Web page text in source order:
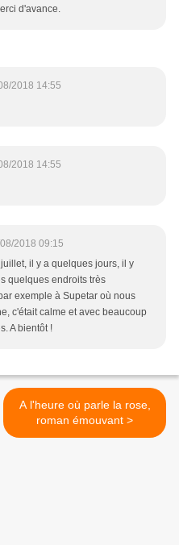
d'avance.
2018 14:55
2018 14:55
2018 09:15
il y a quelques jours, il y
quelques endroits très
exemple à Supetar où nous
c'était calme et avec beaucoup
A bientôt !
A l'heure où parle la rose,
roman émouvant >